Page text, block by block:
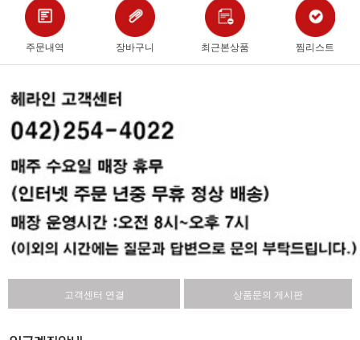
주문내역 장바구니 최근본상품 찜리스트
고객센터 연결 상품문의 게시판